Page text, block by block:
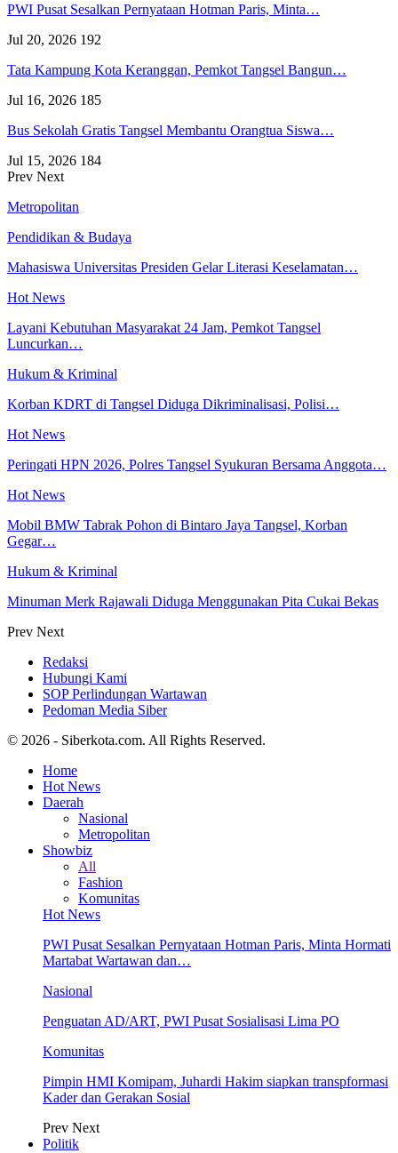
PWI Pusat Sesalkan Pernyataan Hotman Paris, Minta…
Jul 20, 2026 192
Tata Kampung Kota Keranggan, Pemkot Tangsel Bangun…
Jul 16, 2026 185
Bus Sekolah Gratis Tangsel Membantu Orangtua Siswa…
Jul 15, 2026 184
Prev Next
Metropolitan
Pendidikan & Budaya
Mahasiswa Universitas Presiden Gelar Literasi Keselamatan…
Hot News
Layani Kebutuhan Masyarakat 24 Jam, Pemkot Tangsel
Luncurkan…
Hukum & Kriminal
Korban KDRT di Tangsel Diduga Dikriminalisasi, Polisi…
Hot News
Peringati HPN 2026, Polres Tangsel Syukuran Bersama Anggota…
Hot News
Mobil BMW Tabrak Pohon di Bintaro Jaya Tangsel, Korban
Gegar…
Hukum & Kriminal
Minuman Merk Rajawali Diduga Menggunakan Pita Cukai Bekas
Prev Next
Redaksi
Hubungi Kami
SOP Perlindungan Wartawan
Pedoman Media Siber
© 2026 - Siberkota.com. All Rights Reserved.
Home
Hot News
Daerah
Nasional
Metropolitan
Showbiz
All
Fashion
Komunitas
Hot News
PWI Pusat Sesalkan Pernyataan Hotman Paris, Minta Hormati
Martabat Wartawan dan…
Nasional
Penguatan AD/ART, PWI Pusat Sosialisasi Lima PO
Komunitas
Pimpin HMI Komipam, Juhardi Hakim siapkan transpformasi
Kader dan Gerakan Sosial
Prev Next
Politik